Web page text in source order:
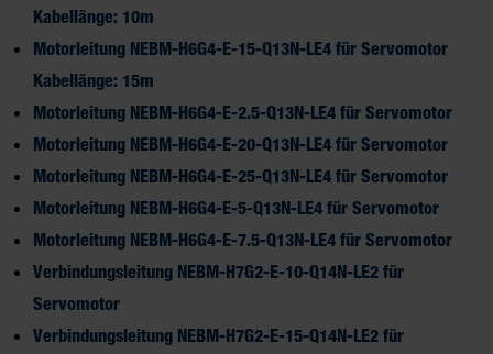
Kabellänge: 10m
Motorleitung NEBM-H6G4-E-15-Q13N-LE4 für Servomotor
Kabellänge: 15m
Motorleitung NEBM-H6G4-E-2.5-Q13N-LE4 für Servomotor
Motorleitung NEBM-H6G4-E-20-Q13N-LE4 für Servomotor
Motorleitung NEBM-H6G4-E-25-Q13N-LE4 für Servomotor
Motorleitung NEBM-H6G4-E-5-Q13N-LE4 für Servomotor
Motorleitung NEBM-H6G4-E-7.5-Q13N-LE4 für Servomotor
Verbindungsleitung NEBM-H7G2-E-10-Q14N-LE2 für
Servomotor
Verbindungsleitung NEBM-H7G2-E-15-Q14N-LE2 für